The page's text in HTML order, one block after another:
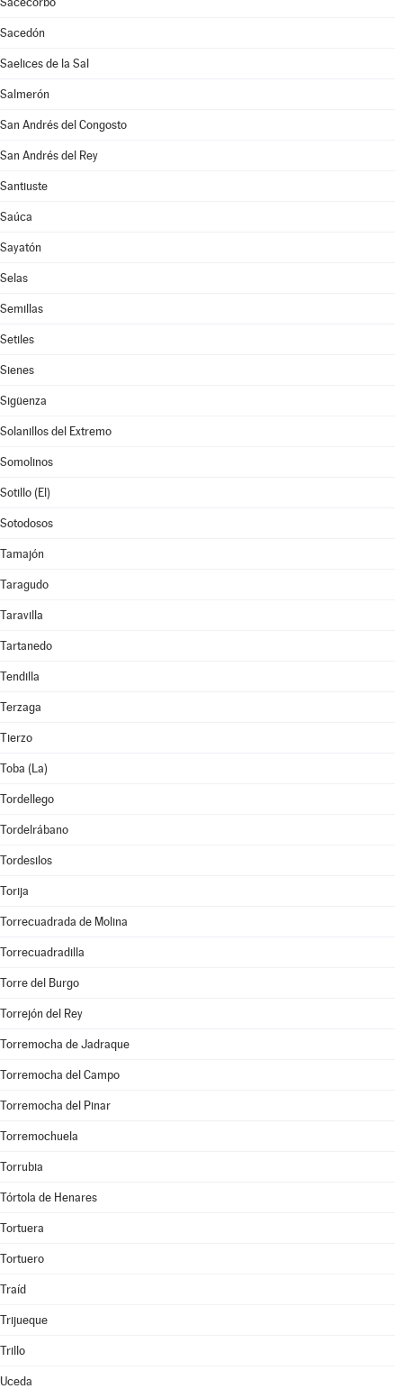
Sacedón
Saelices de la Sal
Salmerón
San Andrés del Congosto
San Andrés del Rey
Santiuste
Saúca
Sayatón
Selas
Semillas
Setiles
Sienes
Sigüenza
Solanillos del Extremo
Somolinos
Sotillo (El)
Sotodosos
Tamajón
Taragudo
Taravilla
Tartanedo
Tendilla
Terzaga
Tierzo
Toba (La)
Tordellego
Tordelrábano
Tordesilos
Torija
Torrecuadrada de Molina
Torrecuadradilla
Torre del Burgo
Torrejón del Rey
Torremocha de Jadraque
Torremocha del Campo
Torremocha del Pinar
Torremochuela
Torrubia
Tórtola de Henares
Tortuera
Tortuero
Traíd
Trijueque
Trillo
Uceda